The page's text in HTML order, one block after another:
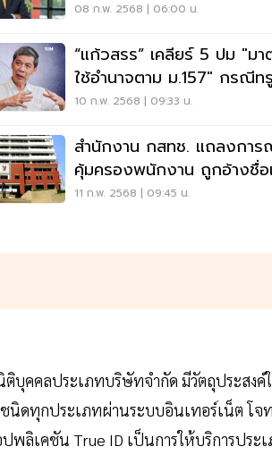
08 ก.พ. 2568 | 06:00 น.
“แก้วสรร” เคลียร์ 5 ปม "มา
ใช้อำนาจตาม ม.157" กรณีท
VS พิรงรอง
10 ก.พ. 2568 | 09:33 น.
สำนักงาน กสทช. แถลงกา
คุ้มครองพนักงาน ถูกอ้างชื่อเชื่อม
โยงคดี “พิรงรอง”
11 ก.พ. 2568 | 09:45 น.
บุคคลประเภทบริษัทจํากัด มีวัตถุประสงค์
นิดทุกประเภทผ่านระบบอินเทอร์เน็ต โ
พลิเคชัน True ID เป็นการให้บริการประ